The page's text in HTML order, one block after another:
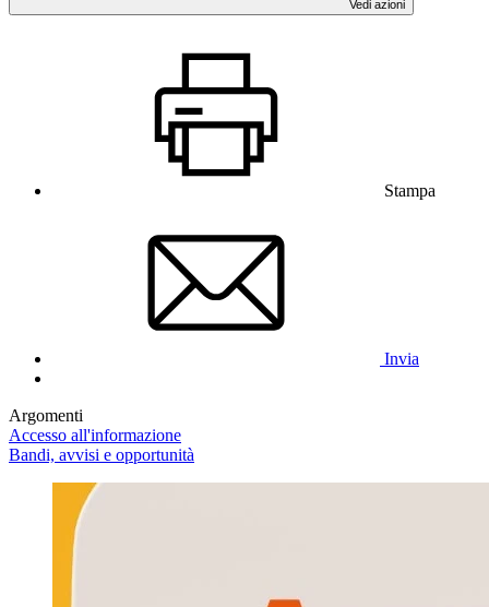
Vedi azioni
Stampa
Invia
Argomenti
Accesso all'informazione
Bandi, avvisi e opportunità